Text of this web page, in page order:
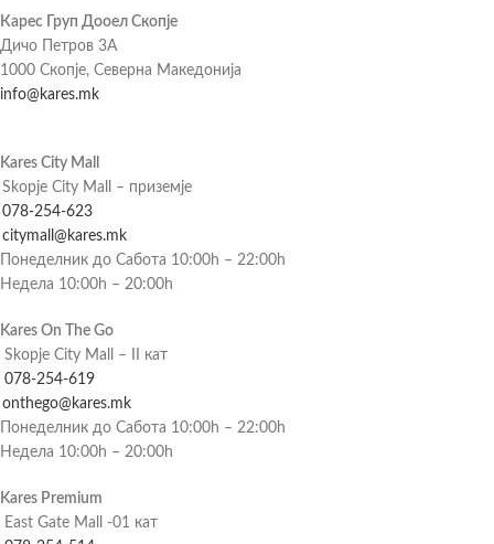
Карес Груп Дооел Скопје
Дичо Петров 3А
1000 Скопје, Северна Македонија
info@kares.mk
Kares City Mall
Skopje City Mall – приземје
078-254-623
citymall@kares.mk
Понеделник до Сабота 10:00h – 22:00h
Недела 10:00h – 20:00h
Kares On The Go
Skopje City Mall – II кат
078-254-619
onthego@kares.mk
Понеделник до Сабота 10:00h – 22:00h
Недела 10:00h – 20:00h
Kares Premium
East Gate Mall -01 кат